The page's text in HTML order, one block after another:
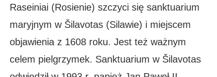
Raseiniai (Rosienie) szczyci się sanktuarium
maryjnym w Šilavotas (Silawie) i miejscem
objawienia z 1608 roku. Jest też ważnym
celem pielgrzymek. Sanktuarium w Šilavotas